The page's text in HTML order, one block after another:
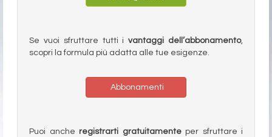
Se vuoi sfruttare tutti ivantaggi dell’abbonamento,
scopri la formula più adatta alle tue esigenze.
Abbonamenti
Puoi anche registrarti gratuitamenteper sfruttare i